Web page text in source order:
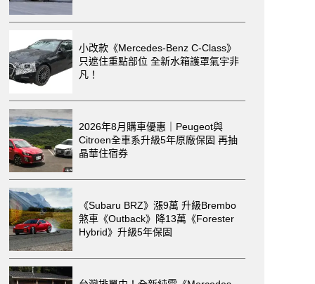
小改款《Mercedes-Benz C-Class》
只遮住重點部位 全新水箱護罩氣宇非
凡！
2026年8月購車優惠｜Peugeot與
Citroen全車系升級5年原廠保固 再抽
晶華住宿券
《Subaru BRZ》漲9萬 升級Brembo
煞車《Outback》降13萬《Forester
Hybrid》升級5年保固